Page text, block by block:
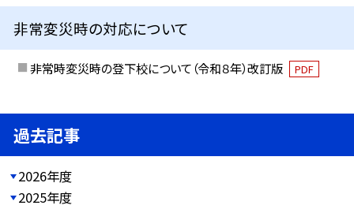
非常変災時の対応について
非常時変災時の登下校について（令和８年）改訂版 PDF
過去記事
2026年度
2025年度